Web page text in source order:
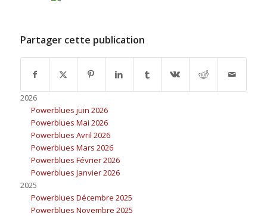
Partager cette publication
2026
Powerblues juin 2026
Powerblues Mai 2026
Powerblues Avril 2026
Powerblues Mars 2026
Powerblues Février 2026
Powerblues Janvier 2026
2025
Powerblues Décembre 2025
Powerblues Novembre 2025